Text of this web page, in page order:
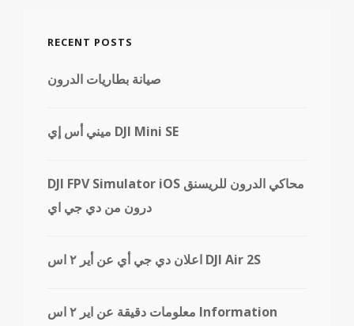
RECENT POSTS
صيانة بطاريات الدرون
ميني أس إي DJI Mini SE
DJI FPV Simulator iOS محاكي الدرون للريسنق
درون من دي جي اي
اعلان دي جي أي عن أير ٢ اس DJI Air 2S
معلومات دقيقة عن اير ٢ اس Information